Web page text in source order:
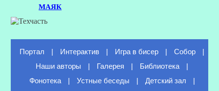
МАЯК
Портал Интерактив Игра в бисер Собор
Наши авторы
Галерея Библиотека
Фонотека
Устные беседы Детский зал